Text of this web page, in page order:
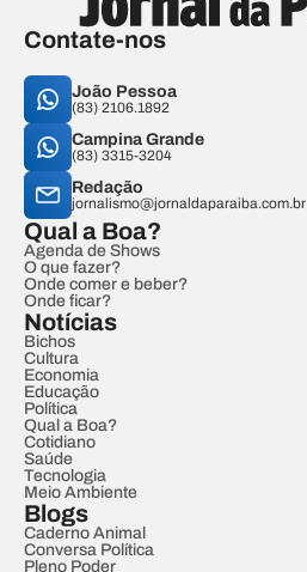
Contate-nos
João Pessoa
(83) 2106.1892
Campina Grande
(83) 3315-3204
Redação
jornalismo@jornaldaparaiba.com.br
Qual a Boa?
Agenda de Shows
O que fazer?
Onde comer e beber?
Onde ficar?
Notícias
Bichos
Cultura
Economia
Educação
Política
Qual a Boa?
Cotidiano
Saúde
Tecnologia
Meio Ambiente
Blogs
Caderno Animal
Conversa Política
Pleno Poder